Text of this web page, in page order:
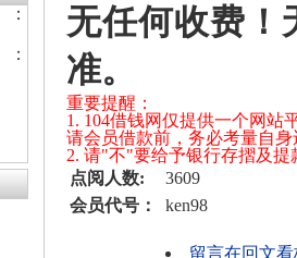
无任何收费！
准。
重要提醒：
1. 104借钱网仅提供一个网站
请会员借款前，务必考量自
2. 请"不"要给予银行存摺及
点阅人数:
3609
会员代号：
ken98
留言在回文看